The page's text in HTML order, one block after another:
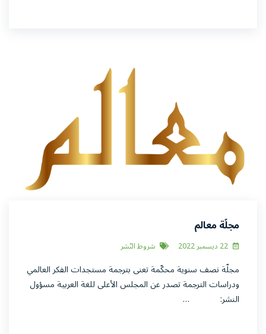
مجلّة معالم
شروط النّشر
مجلّة نصف سنوية محكّمة تعنى بترجمة مستجدات الفكر العالمي
ودراسات الترجمة تصدر عن المجلس الأعلى للغة العربية مسؤول
النشر: …